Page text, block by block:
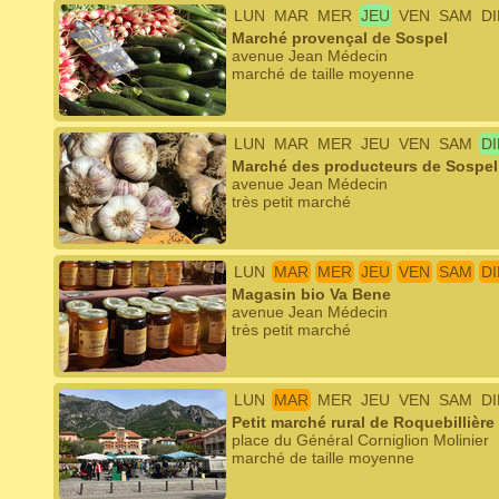
LUN MAR MER JEU VEN SAM
Marché provençal de Sospel
avenue Jean Médecin
marché de taille moyenne
LUN MAR MER JEU VEN SAM
Marché des producteurs de Sospel
avenue Jean Médecin
très petit marché
LUN MAR MER JEU VEN SAM
Magasin bio Va Bene
avenue Jean Médecin
très petit marché
LUN MAR MER JEU VEN SAM
Petit marché rural de Roquebillière
place du Général Corniglion Molinier
marché de taille moyenne